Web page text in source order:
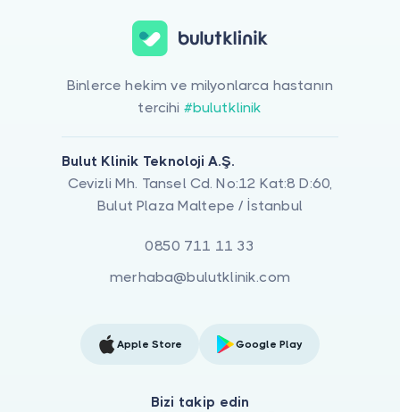
Binlerce hekim ve milyonlarca hastanın
tercihi #bulutklinik
Bulut Klinik Teknoloji A.Ş.
Cevizli Mh. Tansel Cd. No:12 Kat:8 D:60,
Bulut Plaza Maltepe / İstanbul
0850 711 11 33
merhaba@bulutklinik.com
Apple Store Google Play
Bizi takip edin